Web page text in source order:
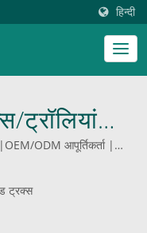
हिन्दी
से लेकर
सामानों को
ODM आपूर्तिकर्ता |
गाड़ियाँ
ट्रक्स